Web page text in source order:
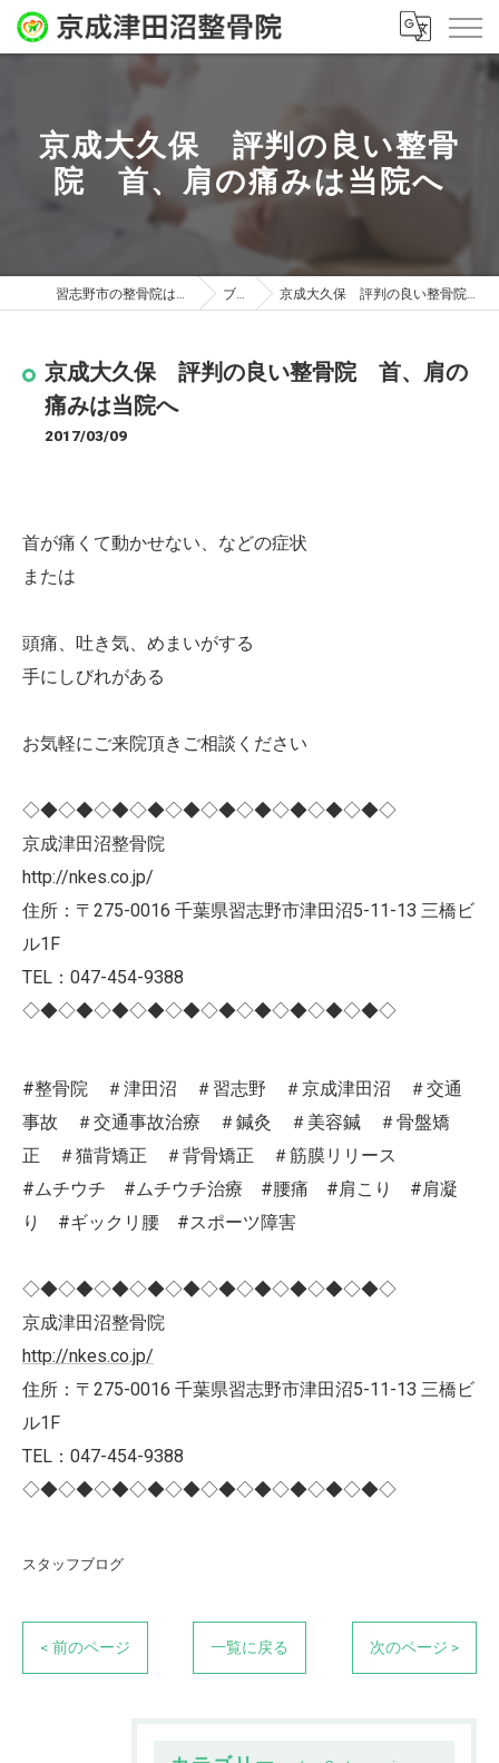
京成大久保 評判の良い整骨
院 首、肩の痛みは当院へ
習志野市の整骨院は京成津田沼整骨院 ブログ 京成大久保 評判の良い整骨院 首、肩の痛みは当院へ
京成大久保 評判の良い整骨院 首、肩の
痛みは当院へ
2017/03/09
首が痛くて動かせない、などの症状
または
頭痛、吐き気、めまいがする
手にしびれがある
お気軽にご来院頂きご相談ください
◇◆◇◆◇◆◇◆◇◆◇◆◇◆◇◆◇◆◇◆◇
京成津田沼整骨院
http://nkes.co.jp/
住所：〒275-0016 千葉県習志野市津田沼5-11-13 三橋ビ
ル1F
TEL：047-454-9388
◇◆◇◆◇◆◇◆◇◆◇◆◇◆◇◆◇◆◇◆◇
#整骨院 ＃津田沼 ＃習志野 ＃京成津田沼 ＃交通
事故 ＃交通事故治療 ＃鍼灸 ＃美容鍼 ＃骨盤矯
正 ＃猫背矯正 ＃背骨矯正 ＃筋膜リリース
#ムチウチ #ムチウチ治療 #腰痛 #肩こり #肩凝
り #ギックリ腰 #スポーツ障害
◇◆◇◆◇◆◇◆◇◆◇◆◇◆◇◆◇◆◇◆◇
京成津田沼整骨院
http://nkes.co.jp/
住所：〒275-0016 千葉県習志野市津田沼5-11-13 三橋ビ
ル1F
TEL：047-454-9388
◇◆◇◆◇◆◇◆◇◆◇◆◇◆◇◆◇◆◇◆◇
スタッフブログ
< 前のページ 一覧に戻る 次のページ >